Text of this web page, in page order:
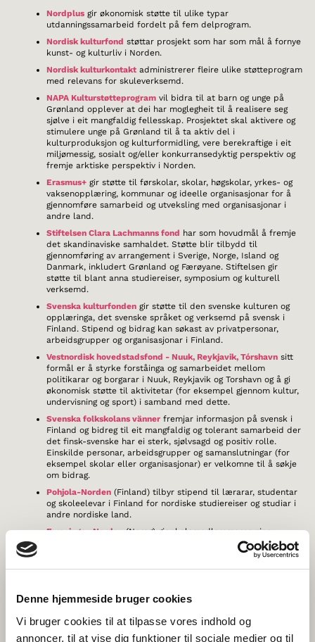
Denne hjemmeside bruger cookies
Vi bruger cookies til at tilpasse vores indhold og
annoncer, til at vise dig funktioner til sociale medier og til
Nordplusgir økonomisk støtte til ulike typar
utdanningssamarbeid fordelt på fem delprogram.
Nordisk kulturfond støttar prosjekt som har som mål å fornye
kunst- og kulturliv i Norden.
Nordisk kulturkontaktadministrerer fleire ulike støtteprogram
med relevans for skuleverksemd.
NAPA Kulturstøtteprogramvil bidra til at barn og unge på
Grønland opplever at dei har moglegheit til å realisere seg
sjølve i eit mangfaldig fellesskap. Prosjektet skal aktivere og
stimulere unge på Grønland til å ta aktiv del i
kulturproduksjon og kulturformidling, vere berekraftige i eit
miljømessig, sosialt og/eller konkurransedyktig perspektiv og
fremje arktiske perspektiv i Norden.
Erasmus+gir støtte til førskolar, skolar, høgskolar, yrkes- og
vaksenopplæring, kommunar og ideelle organisasjonar for å
gjennomføre samarbeid og utveksling med organisasjonar i
andre land.
Stiftelsen Clara Lachmanns fond har som hovudmål å fremje
det skandinaviske samhaldet. Støtte blir tilbydd til
gjennomføring av arrangement i Sverige, Norge, Island og
Danmark, inkludert Grønland og Færøyane. Stiftelsen gir
støtte til blant anna studiereiser, symposium og kulturell
verksemd.
Svenska kulturfondengir støtte til den svenske kulturen og
opplæringa, det svenske språket og verksemd på svensk i
Finland. Stipend og bidrag kan søkast av privatpersonar,
arbeidsgrupper og organisasjonar i Finland.
Vestnordisk hovedstadsfond - Nuuk, Reykjavik, Tórshavnsitt
formål er å styrke forståinga og samarbeidet mellom
politikarar og borgarar i Nuuk, Reykjavik og Torshavn og å gi
økonomisk støtte til aktivitetar (for eksempel gjennom kultur,
undervisning og sport) i samband med dette.
Svenska folkskolans vännerfremjar informasjon på svensk i
Finland og bidreg til eit mangfaldig og tolerant samarbeid der
det finsk-svenske har ei sterk, sjølvsagd og positiv rolle.
Einskilde personar, arbeidsgrupper og samanslutningar (for
eksempel skolar eller organisasjonar) er velkomne til å søkje
om bidrag.
Pohjola-Norden(Finland) tilbyr stipend til lærarar, studentar
og skoleelevar i Finland for nordiske studiereiser og studiar i
andre nordiske land.
Foreningen Norden(Noreg) gir skolemedlemmerne sine
moglegheit til å søkje bidrag til prosjekt der formålet er
elevutveksling med si nordiske vennskapsklasse og til reiser,
Foreningen Norden
(Danmark) deler ut økonomisk støtte til
danske unge for praksis, studiereiser og andre
utdanningsrelaterte tiltak i Sverige, og til islandske unge for
opphald ved ein fri kostskole i Danmark.